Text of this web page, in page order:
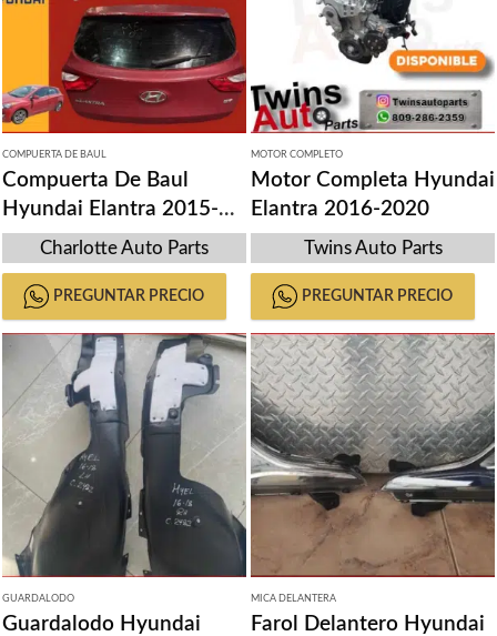
COMPUERTA DE BAUL
Compuerta De Baul
Hyundai Elantra 2015-
2020Charlotte Auto Parts
PREGUNTAR PRECIO
MOTOR COMPLETO
Motor Completa Hyundai
Elantra 2016-2020
Twins Auto Parts
PREGUNTAR PRECIO
GUARDALODO
Guardalodo Hyundai
MICA DELANTERA
Farol Delantero Hyundai